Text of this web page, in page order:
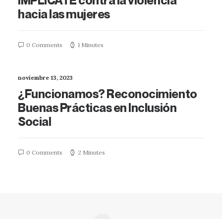
hacia las mujeres
0 Comments 1 Minutes
noviembre 13, 2023
¿Funcionamos? Reconocimiento
Buenas Prácticas en Inclusión
Social
0 Comments 2 Minutes